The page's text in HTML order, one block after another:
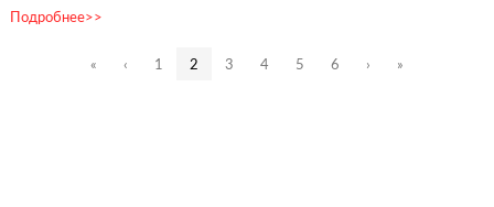
Подробнее>>
« ‹ 1 2 3 4 5 6 › »